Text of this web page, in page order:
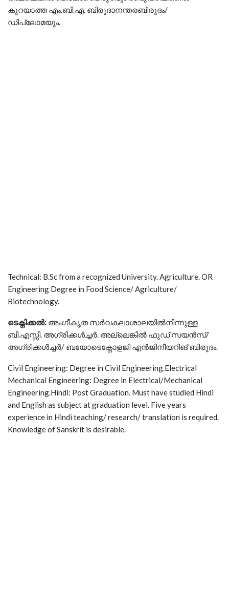
കുറയാത്ത എം.ബി.എ. ബിരുദാനന്തരബിരുദം/
ഡിപ്ലോമയും.
Technical: B.Sc from a recognized University. Agriculture. OR
Engineering Degree in Food Science/ Agriculture/
Biotechnology.
ടെക്നിക്കല്‍: അംഗീകൃത സര്‍വകലാശാലയില്‍നിന്നുള്ള
ബി.എസ്സി. അഗ്രിക്കള്‍ച്ചര്‍. അല്ലെങ്കില്‍ ഫുഡ് സയന്‍സ്/
അഗ്രിക്കള്‍ച്ചര്‍/ ബയോടെക്നോളജി എന്‍ജിനീയറിങ് ബിരുദം.
Civil Engineering: Degree in Civil Engineering.Electrical
Mechanical Engineering: Degree in Electrical/Mechanical
Engineering.Hindi: Post Graduation. Must have studied Hindi
and English as subject at graduation level. Five years
experience in Hindi teaching/ research/ translation is required.
Knowledge of Sanskrit is desirable.